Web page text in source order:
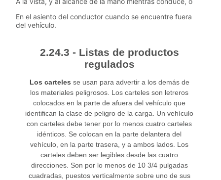
En el asiento del conductor cuando se encuentre fuera
del vehículo.
2.24.3 - Listas de productos
regulados
Los carteles se usan para advertir a los demás de
los materiales peligrosos. Los carteles son letreros
colocados en la parte de afuera del vehículo que
identifican la clase de peligro de la carga. Un vehículo
con carteles debe tener por lo menos cuatro carteles
idénticos. Se colocan en la parte delantera del
vehículo, en la parte trasera, y a ambos lados. Los
carteles deben ser legibles desde las cuatro
direcciones. Son por lo menos de 10 3/4 pulgadas
cuadradas, puestos verticalmente sobre uno de sus